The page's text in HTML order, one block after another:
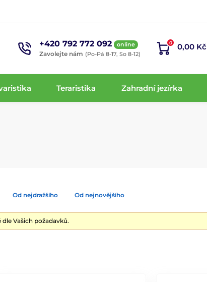
+420 792 772 092 online
Zavolejte nám (Po-Pá 8-17, So 8-12)
0 0,00 Kč
Teraristika Zahradní jezírka
Od nejdražšího Od nejnovějšího
Vašich požadavků.